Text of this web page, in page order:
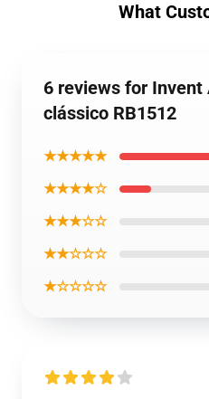
What
6 reviews for Invent
clássico RB1512
★★★★★
★★★★☆
★★★☆☆
★★☆☆☆
★☆☆☆☆